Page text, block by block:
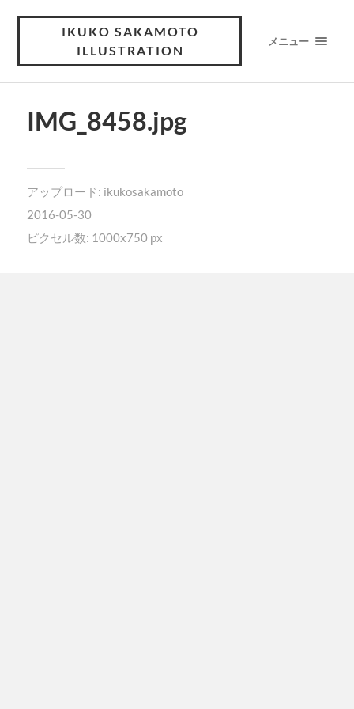
IKUKO SAKAMOTO
ILLUSTRATION
メニュー
IMG_8458.jpg
アップロード: ikukosakamoto
2016-05-30
ピクセル数: 1000x750 px